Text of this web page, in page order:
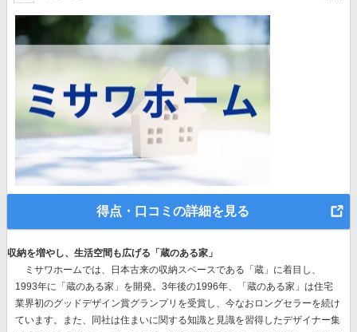
得点・口コミの詳細を見る
収納を増やし、生活空間も広げる「蔵のある家」
ミサワホームでは、
日本古来の収納スペースである「蔵」に着目 し、
1993年に「蔵のある家」を開発。3年後の1996年、
「蔵のある家」は住宅
業界初のグッドデザイン賞グランプリを受賞し、今なおロングセラーを続け
ています。また、同社は住まいに関する知識と見識を習得したデザイナー集